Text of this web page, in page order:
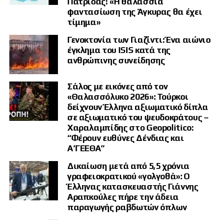
Δηλαδή, δεν έχουμε πια μια κοινωνία που
αφομοιώνει, ενσωματώνει, δημιουργεί κοινό
πολιτικό άνθρωπο. Έχουμε ομάδες που
συνυπάρχουν γεωγραφικά, αλλά όχι αξιακά.
Μιλούν την ίδια γλώσσα, αλλά δεν
συμμετέχουν στον ίδιο συμβολικό κόσμο.
Κατοικούν στο ίδιο κράτος, αλλά δεν νιώθουν
ότι ανήκουν στην ίδια ιστορική κοινότητα.
Αυτό εξηγεί γιατί κάθε αφορμή μπορεί να γίνει
πυρκαγιά: ένας θάνατος από αστυνομικό, ένας
ποδοσφαιρικός αγώνας, μια πολιτική
φαντασίωση της Άγκυρας θα έχει
τίμημα»
Γενοκτονία των Γιαζίντι: Ένα αιώνιο
έγκλημα του ISIS κατά της
ανθρώπινης συνείδησης
Σάλος με εικόνες από τον
«Θαλασσόλυκο 2026»: Τούρκοι
δείχνουν Έλληνα αξιωματικό δίπλα
σε αξιωματικό του ψευδοκράτους –
Χαραλαμπίδης στο Geopolitico:
“Φέρουν ευθύνες Δένδιας και
Α’ΓΕΕΘΑ”
Δικαίωση μετά από 5,5 χρόνια
γραφειοκρατικού «γολγοθά»: Ο
Έλληνας κατασκευαστής Γιάννης
Αραπκούλες πήρε την άδεια
παραγωγής ραβδωτών όπλων